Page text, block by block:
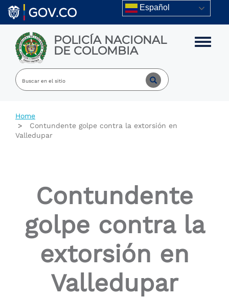
Skip to main content Español
POLICÍA NACIONAL
DE COLOMBIA Toggle
Home
Contundente golpe contra la extorsión en
Valledupar
Contundente
golpe contra la
extorsión en
Valledupar